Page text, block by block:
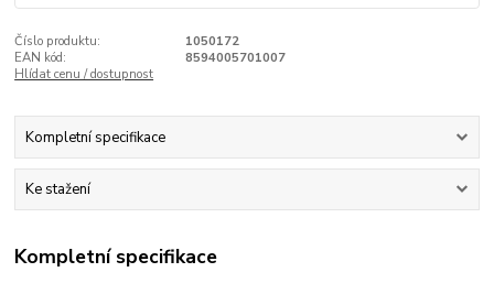
Číslo produktu:
1050172
EAN kód:
8594005701007
Hlídat cenu / dostupnost
Kompletní specifikace
Ke stažení
Kompletní specifikace